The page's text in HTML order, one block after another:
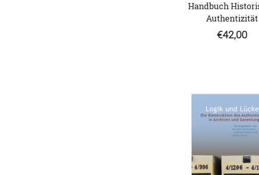
Handbuch
Authentizität
€42,00